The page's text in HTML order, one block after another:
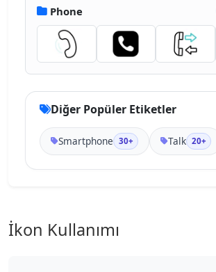
Phone
Diğer Popüler Etiketler
Smartphone 30+ Talk 20+
İkon Kullanımı